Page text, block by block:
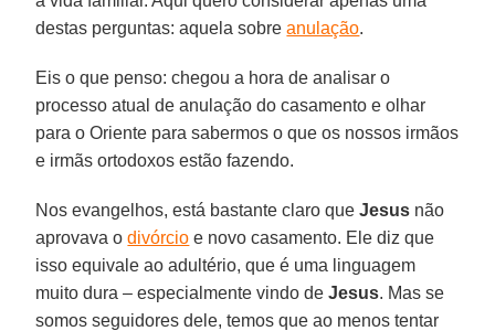
destas perguntas: aquela sobreanulação.
Eis o que penso: chegou a hora de analisar o
processo atual de anulação do casamento e olhar
para o Oriente para sabermos o que os nossos irmãos
e irmãs ortodoxos estão fazendo.
Nos evangelhos, está bastante claro que Jesus não
aprovava odivórcio e novo casamento. Ele diz que
isso equivale ao adultério, que é uma linguagem
muito dura – especialmente vindo deJesus. Mas se
somos seguidores dele, temos que ao menos tentar